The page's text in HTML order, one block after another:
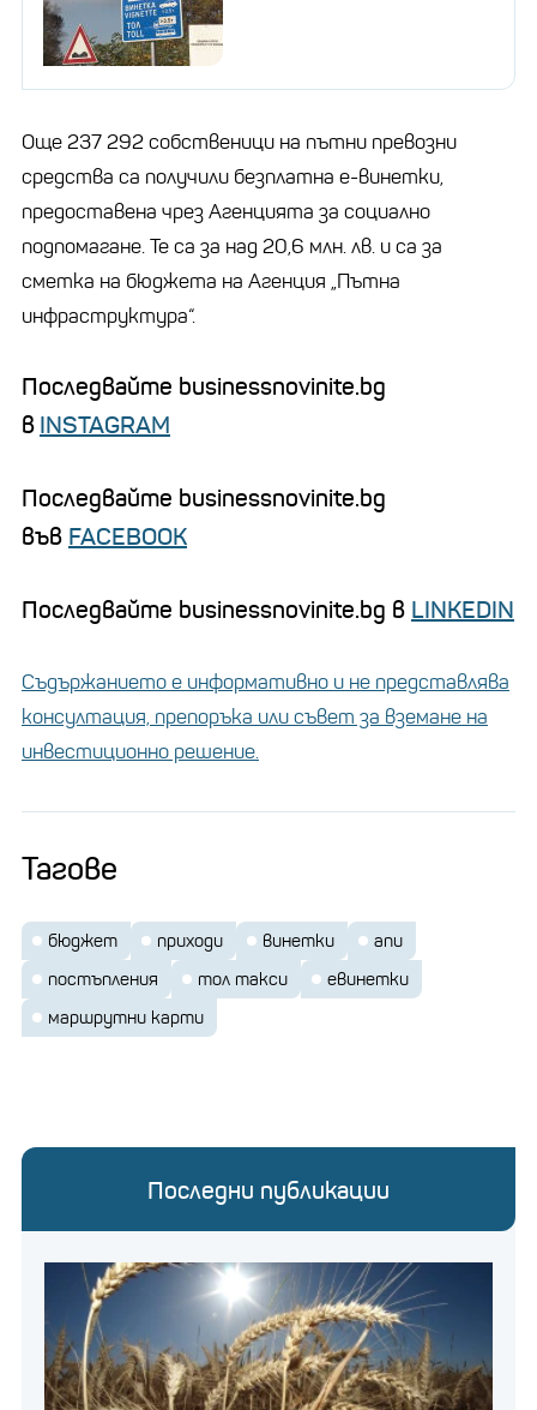
Още 237 292 собственици на пътни превозни
средства са получили безплатна е-винетки,
предоставена чрез Агенцията за социално
подпомагане. Те са за над 20,6 млн. лв. и са за
сметка на бюджета на Агенция „Пътна
инфраструктура“.
Последвайте businessnovinite.bg
в INSTAGRAM
Последвайте businessnovinite.bg
във FACEBOOK
Последвайте businessnovinite.bg в LINKEDIN
Съдържанието е информативно и не представлява
консултация, препоръка или съвет за вземане на
инвестиционно решение.
Тагове
бюджет приходи винетки
апи
постъпления
тол такси
евинетки
маршрутни карти
Последни публикации